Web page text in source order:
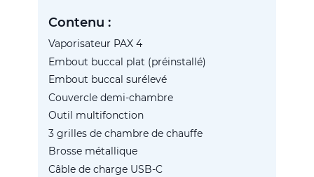
Contenu :
Vaporisateur PAX 4
Embout buccal plat (préinstallé)
Embout buccal surélevé
Couvercle demi-chambre
Outil multifonction
3 grilles de chambre de chauffe
Brosse métallique
Câble de charge USB-C